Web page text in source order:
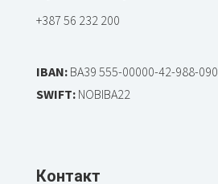
+387 56 232 200
IBAN:BA39 555-00000-42-988-090
SWIFT:NOBIBA22
Контакт